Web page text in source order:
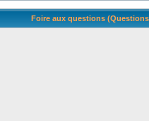
Foire aux questions